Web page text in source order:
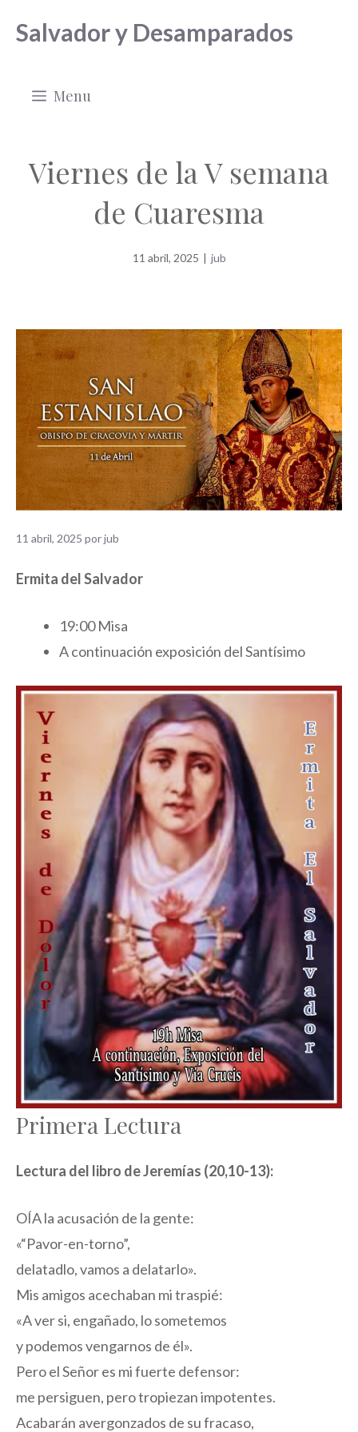
Salvador y Desamparados
Menu
Viernes de la V semana
de Cuaresma
11 abril, 2025 | jub
11 abril, 2025 porjub
Ermita del Salvador
19:00 Misa
A continuación exposición del Santísimo
Primera Lectura
Lectura del libro de Jeremías (20,10-13):
OÍA la acusación de la gente:
«“Pavor-en-torno”,
delatadlo, vamos a delatarlo».
Mis amigos acechaban mi traspié:
«A ver si, engañado, lo sometemos
y podemos vengarnos de él».
Pero el Señor es mi fuerte defensor:
me persiguen, pero tropiezan impotentes.
Acabarán avergonzados de su fracaso,